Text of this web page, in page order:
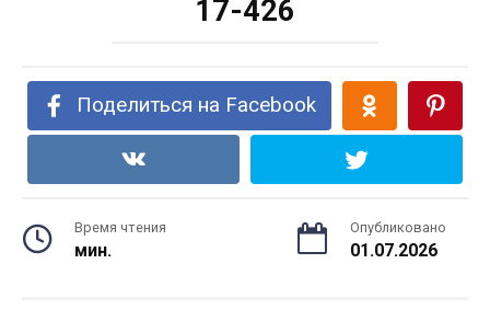
17-426
Поделиться на Facebook
Время чтения
мин.
Опубликовано
01.07.2026